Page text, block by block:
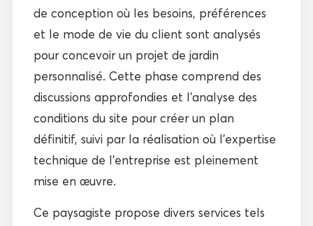
de conception où les besoins, préférences
et le mode de vie du client sont analysés
pour concevoir un projet de jardin
personnalisé. Cette phase comprend des
discussions approfondies et l’analyse des
conditions du site pour créer un plan
définitif, suivi par la réalisation où l’expertise
technique de l’entreprise est pleinement
mise en œuvre.
Ce paysagiste propose divers services tels